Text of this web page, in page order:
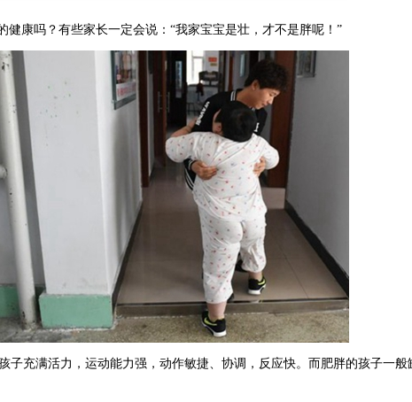
健康吗？有些家长一定会说：“我家宝宝是壮，才不是胖呢！”
子充满活力，运动能力强，动作敏捷、协调，反应快。而肥胖的孩子一